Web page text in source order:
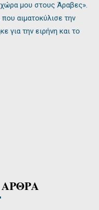
μου στους Άραβες».
αιματοκύλισε την
για την ειρήνη και το